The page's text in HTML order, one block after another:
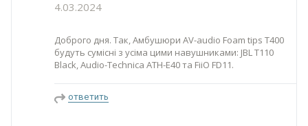
4.03.2024
Доброго дня. Так, Амбушюри AV-audio Foam tips T400
будуть сумісні з усіма цими навушниками: JBL T110
Black, Audio-Technica ATH-E40 та FiiO FD11.
ответить